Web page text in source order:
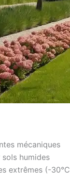
mécaniques
humides
extrêmes (-30°C